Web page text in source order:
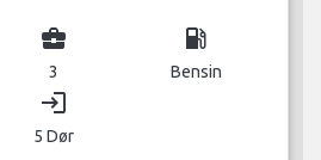
business_center
3
local_gas_station
Bensin
login
5 Dør